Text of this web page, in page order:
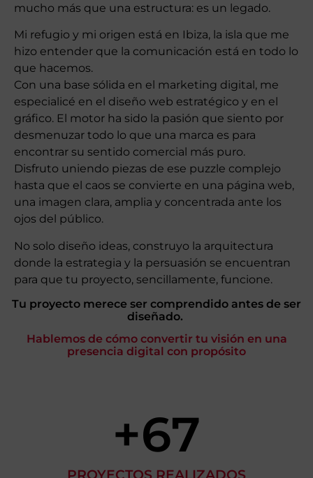
mucho más que una estructura: es un legado.
Mi refugio y mi origen está en Ibiza, la isla que me
hizo entender que la comunicación está en todo lo
que hacemos.
Con una base sólida en el marketing digital, me
especialicé en el diseño web estratégico y en el
gráfico. El motor ha sido la pasión que siento por
desmenuzar todo lo que una marca es para
encontrar su sentido comercial más puro.
Disfruto uniendo piezas de ese puzzle complejo
hasta que el caos se convierte en una página web,
una imagen clara, amplia y concentrada ante los
ojos del público.
No solo diseño ideas, construyo la arquitectura
donde la estrategia y la persuasión se encuentran
para que tu proyecto, sencillamente, funcione.
Tu proyecto merece ser comprendido antes de ser
diseñado.
Hablemos de cómo convertir tu visión en una
presencia digital con propósito
PROYECTOS REALIZADOS
+67